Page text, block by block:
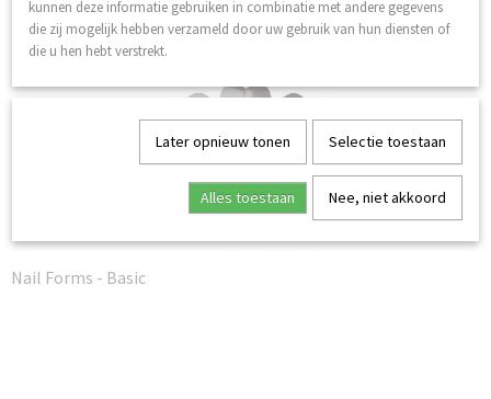
Nail Forms - Basic
kunnen deze informatie gebruiken in combinatie met andere gegevens
die zij mogelijk hebben verzameld door uw gebruik van hun diensten of
die u hen hebt verstrekt.
Later opnieuw tonen Selectie toestaan
Alles toestaan Nee, niet akkoord